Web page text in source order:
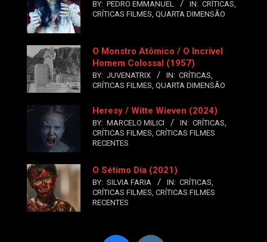
BY: PEDRO EMMANUEL IN: CRÍTICAS,
CRÍTICAS FILMES, QUARTA DIMENSÃO
O Monstro Atômico / O Incrível
Homem Colossal (1957)
BY: JUVENATRIX IN: CRÍTICAS,
CRÍTICAS FILMES, QUARTA DIMENSÃO
Heresy / Witte Wieven (2024)
BY: MARCELO MILICI IN: CRÍTICAS,
CRÍTICAS FILMES, CRÍTICAS FILMES
RECENTES
O Sétimo Dia (2021)
BY: SILVIA FARIA IN: CRÍTICAS,
CRÍTICAS FILMES, CRÍTICAS FILMES
RECENTES